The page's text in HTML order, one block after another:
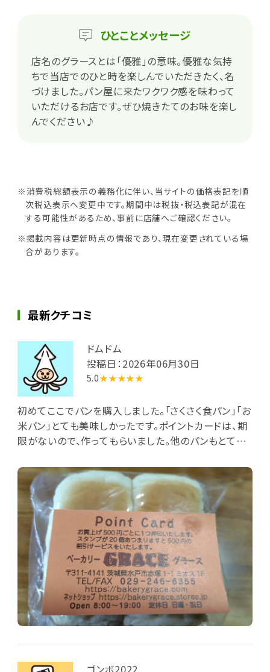
ひとことメッセージ
店名のグラースとは「優雅」の意味。優雅な気持
ちで当店でのひと時を楽しんでいただきたく、名
づけました。パン屋に来たワクワク感を味わって
いただけるお店です。ぜひ焼きたてのお味を楽し
んでください♪
※消費税総額表示の義務化に伴い、当サイトの価格表記を順
次税込表示へ変更中です。期間中は税抜・税込表記が混在
する可能性があるため、事前に店舗へご確認ください。
※掲載内容は更新時点の情報であり、現在変更されている場
合があります。
最新クチコミ
ドムドム
投稿日：2026年06月30日
5.0★★★★★
初めてここでパンを購入しました。「さくさく食パン」「お
米パン」とても美味しかったです。ポイントカードは、期
限がないので、作ってもらいました。他のパンもとても
ゴンボ2022